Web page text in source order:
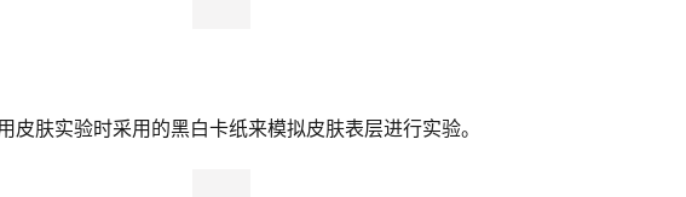
皮肤实验时采用的黑白卡纸来模拟皮肤表层进行实验。